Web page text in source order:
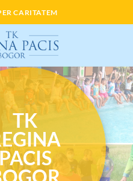
CARITATEM
TK
PACIS